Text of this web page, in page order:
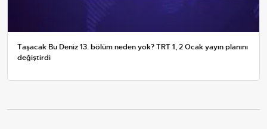
Taşacak Bu Deniz 13. bölüm neden yok? TRT 1, 2 Ocak yayın planını
değiştirdi